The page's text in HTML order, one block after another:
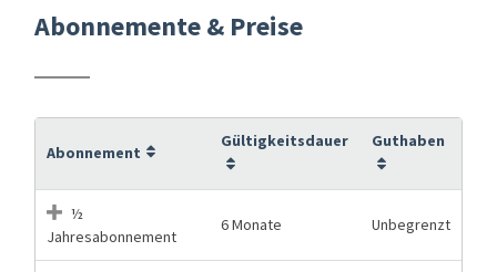
Abonnemente & Preise
Abonnement
Gültigkeitsdauer Guthaben
½
Jahresabonnement
6 Monate Unbegrenzt